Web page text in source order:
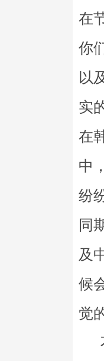
在
你
以
实
在
中
纷
同
及
候
觉